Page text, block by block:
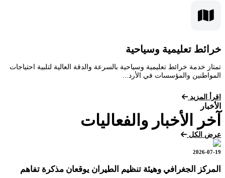
خرائط تعليمية وسياحية
تمتاز خدمة خرائط تعليمية وسياحية بالسرعة والدقة العالية لتلبية احتياجات
المواطنين والمؤسسات في الأرد...
اقرأ المزيد
الأخبار
آخر الأخبار والفعاليات
عرض الكل
2026-07-19
المركز الجغرافي وهيئة تنظيم الطيران يوقعان مذكرة تفاهم